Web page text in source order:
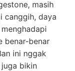
masih
canggih, daya
benar-benar
ini nggak
bikin